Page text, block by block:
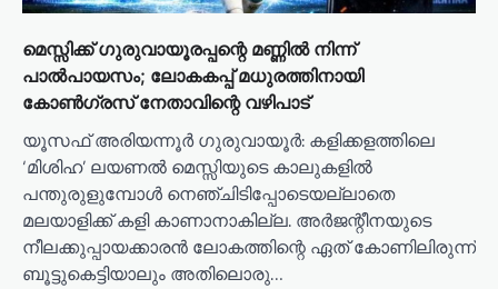
മെസ്സിക്ക് ഗുരുവായൂരപ്പന്റെ മണ്ണിൽ നിന്ന്
പാൽപായസം; ലോകകപ്പ് മധുരത്തിനായി
കോൺഗ്രസ് നേതാവിന്റെ വഴിപാട്‌
യൂസഫ് അരിയന്നൂർ ​ഗുരുവായൂർ: കളിക്കളത്തിലെ
‘മിശിഹ’ ലയണൽ മെസ്സിയുടെ കാലുകളിൽ
പന്തുരുളുമ്പോൾ നെഞ്ചിടിപ്പോടെയല്ലാതെ
മലയാളിക്ക് കളി കാണാനാകില്ല. അർജന്റീനയുടെ
നീലക്കുപ്പായക്കാരൻ ലോകത്തിന്റെ ഏത് കോണിലിരുന്ന്
ബൂട്ടുകെട്ടിയാലും അതിലൊരു…